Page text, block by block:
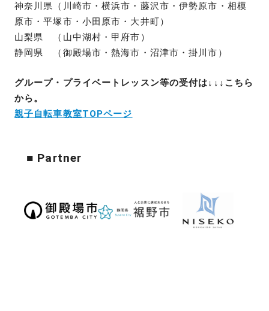
神奈川県（川崎市・横浜市・藤沢市・伊勢原市・相模
原市・平塚市・小田原市・大井町）
山梨県 （山中湖村・甲府市）
静岡県 （御殿場市・熱海市・沼津市・掛川市）
グループ・プライベートレッスン等の受付は↓↓↓こちら
から。
親子自転車教室TOPページ
■ Partner